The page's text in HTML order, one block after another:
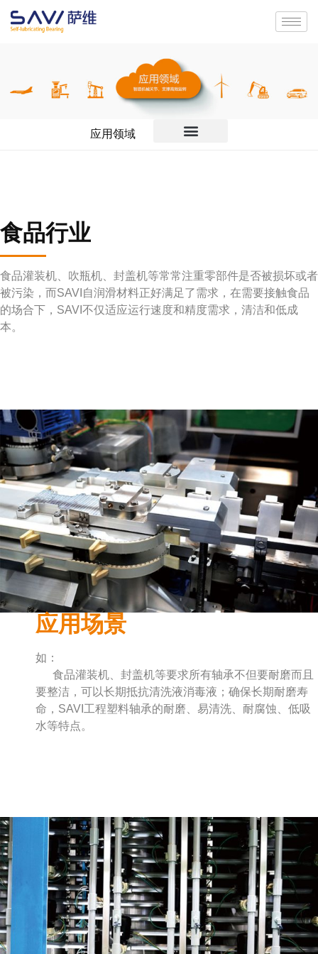
应用领域
食品行业
食品灌装机、吹瓶机、封盖机等常常注重零部件是否被损坏或者
被污染，而SAVI自润滑材料正好满足了需求，在需要接触食品
的场合下，SAVI不仅适应运行速度和精度需求，清洁和低成
本。
应用场景
如：
食品灌装机、封盖机等要求所有轴承不但要耐磨而且
要整洁，可以长期抵抗清洗液消毒液；确保长期耐磨寿
命，SAVI工程塑料轴承的耐磨、易清洗、耐腐蚀、低吸
水等特点。